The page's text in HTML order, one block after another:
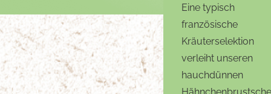
Eine typisch
französische
Kräuterselektion
verleiht unseren
hauchdünnen